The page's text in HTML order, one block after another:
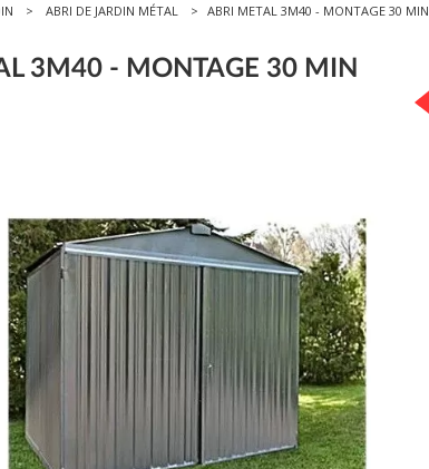
ABRI DE JARDIN MÉTAL ABRI METAL 3M40 - MONTAGE 30 MIN
3M40 - MONTAGE 30 MIN